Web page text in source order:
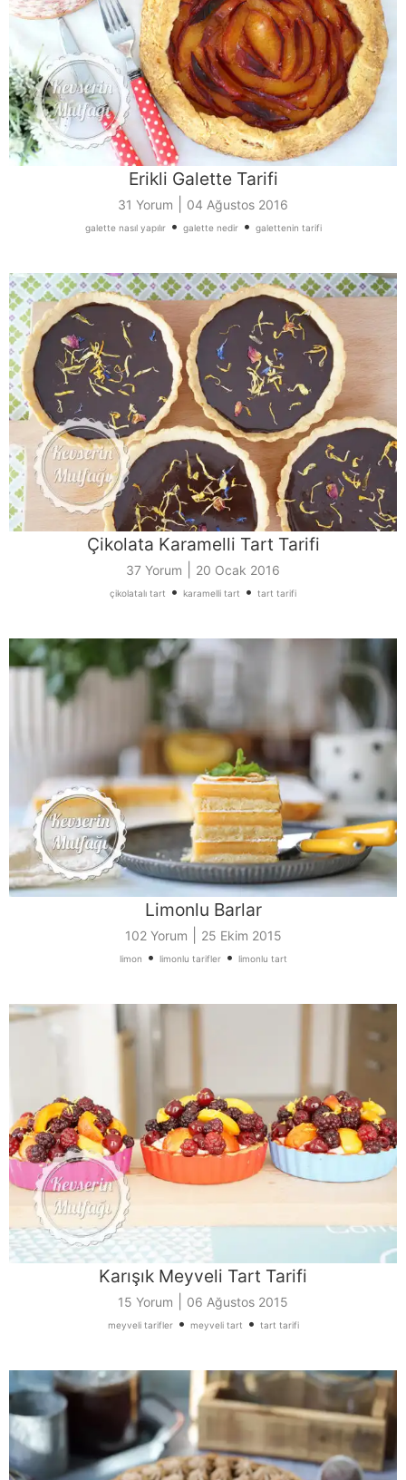
Erikli Galette Tarifi
31 Yorum 04 Ağustos 2016
galette nasıl yapılır• galette nedir• galettenin tarifi
Çikolata Karamelli Tart Tarifi
37 Yorum 20 Ocak 2016
çikolatalı tart • karamelli tart • tart tarifi
Limonlu Barlar
102 Yorum 25 Ekim 2015
limon • limonlu tarifler• limonlu tart
Karışık Meyveli Tart Tarifi
15 Yorum 06 Ağustos 2015
meyveli tarifler• meyveli tart • tart tarifi